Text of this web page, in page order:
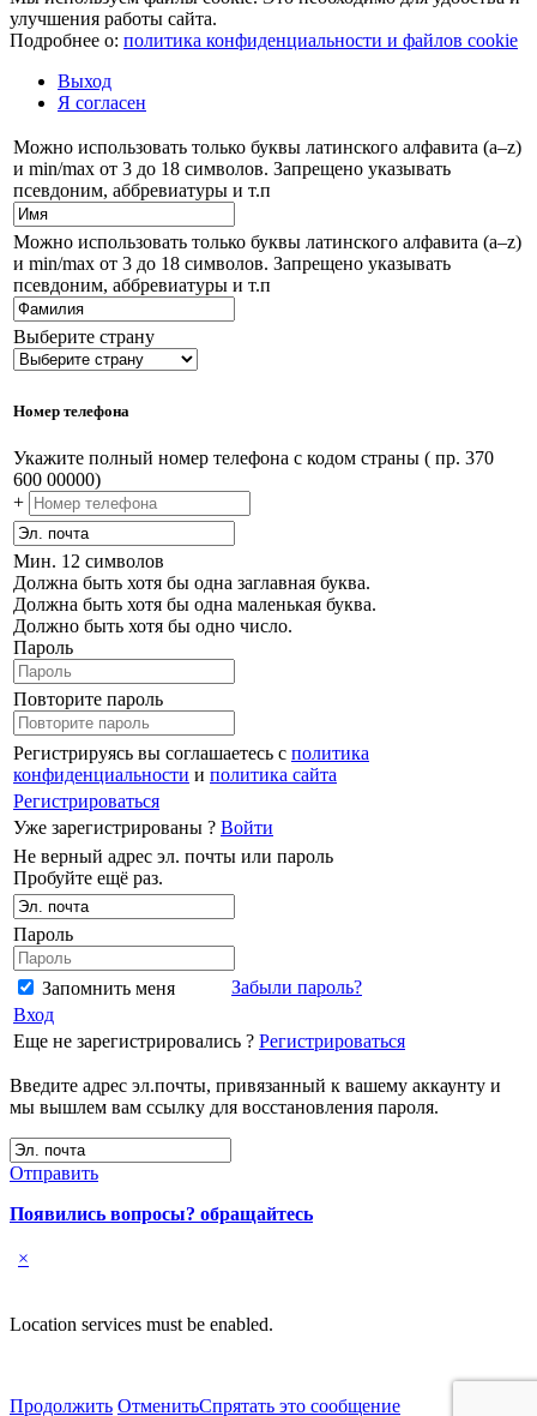
улучшения работы сайта.
Подробнее о: политика конфиденциальности и файлов cookie
Выход
Я согласен
Можно использовать только буквы латинского алфавита (a–z)
и min/max от 3 до 18 символов. Запрещено указывать
псевдоним, аббревиатуры и т.п
Можно использовать только буквы латинского алфавита (a–z)
и min/max от 3 до 18 символов. Запрещено указывать
псевдоним, аббревиатуры и т.п
Выберите страну
Номер телефона
Укажите полный номер телефона с кодом страны ( пр. 370
600 00000)
+
Мин. 12 символов
Должна быть хотя бы одна заглавная буква.
Должна быть хотя бы одна маленькая буква.
Должно быть хотя бы одно число.
Пароль
Повторите пароль
Регистрируясь вы соглашаетесь с политика
конфиденциальности и политика сайта
Регистрироваться
Уже зарегистрированы ? Войти
Не верный адрес эл. почты или пароль
Пробуйте ещё раз.
Пароль
Запомнить меня
Забыли пароль?
Вход
Еще не зарегистрировались ? Регистрироваться
Введите адрес эл.почты, привязанный к вашему аккаунту и
мы вышлем вам ссылку для восстановления пароля.
Отправить
Появились вопросы? обращайтесь
×
Location services must be enabled.
Продолжить ОтменитьСпрятать это сообщение